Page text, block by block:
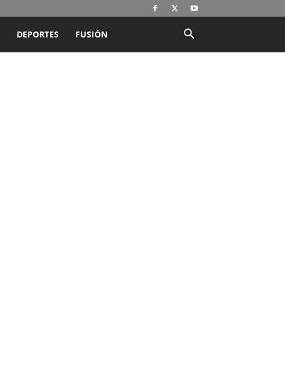
DEPORTES FUSIÓN